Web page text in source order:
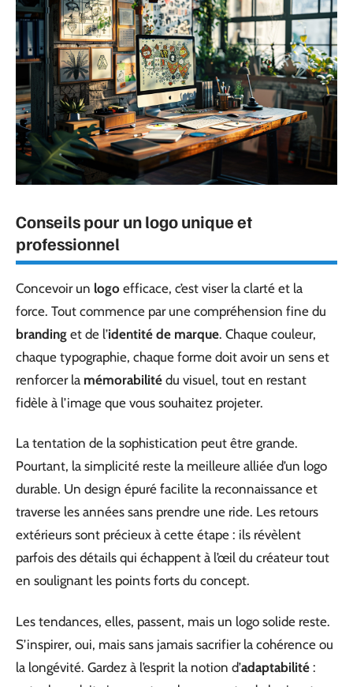
Conseils pour un logo unique et
professionnel
Concevoir un logo efficace, c’est viser la clarté et la
force. Tout commence par une compréhension fine du
branding et de l’identité de marque. Chaque couleur,
chaque typographie, chaque forme doit avoir un sens et
renforcer la mémorabilité du visuel, tout en restant
fidèle à l’image que vous souhaitez projeter.
La tentation de la sophistication peut être grande.
Pourtant, la simplicité reste la meilleure alliée d’un logo
durable. Un design épuré facilite la reconnaissance et
traverse les années sans prendre une ride. Les retours
extérieurs sont précieux à cette étape : ils révèlent
parfois des détails qui échappent à l’œil du créateur tout
en soulignant les points forts du concept.
Les tendances, elles, passent, mais un logo solide reste.
S’inspirer, oui, mais sans jamais sacrifier la cohérence ou
la longévité. Gardez à l’esprit la notion d’adaptabilité :